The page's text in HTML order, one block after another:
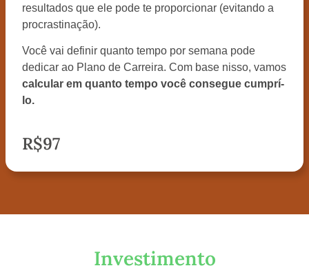
resultados que ele pode te proporcionar (evitando a
procrastinação).
Você vai definir quanto tempo por semana pode
dedicar ao Plano de Carreira. Com base nisso, vamos
calcular em quanto tempo você consegue cumprí-
lo.
R$97
Investimento